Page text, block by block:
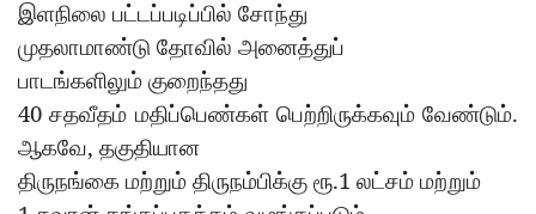
இளநிலை பட்டப்படிப்பில் சோந்து
முதலாமாண்டு தோவில் அனைத்துப்
பாடங்களிலும் குறைந்தது
40சதவீதம் மதிப்பெண்கள் பெற்றிருக்கவும் வேண்டும்.
ஆகவே, தகுதியான
திருநங்கை மற்றும் திருநம்பிக்கு ரூ.1 லட்சம் மற்றும்